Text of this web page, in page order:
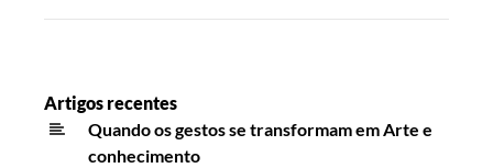
Artigos recentes
Quando os gestos se transformam em Arte e
conhecimento